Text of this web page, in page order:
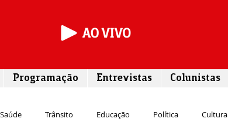
Programação Entrevistas Colunistas
Saúde Trânsito Educação Política Cultura